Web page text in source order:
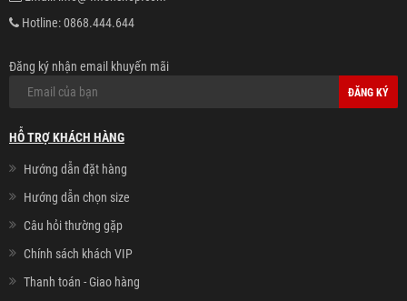
Hotline:0868.444.644
Đăng ký nhận email khuyến mãi
ĐĂNG KÝ
HỖ TRỢ KHÁCH HÀNG
Hướng dẫn đặt hàng
Hướng dẫn chọn size
Câu hỏi thường gặp
Chính sách khách VIP
Thanh toán - Giao hàng